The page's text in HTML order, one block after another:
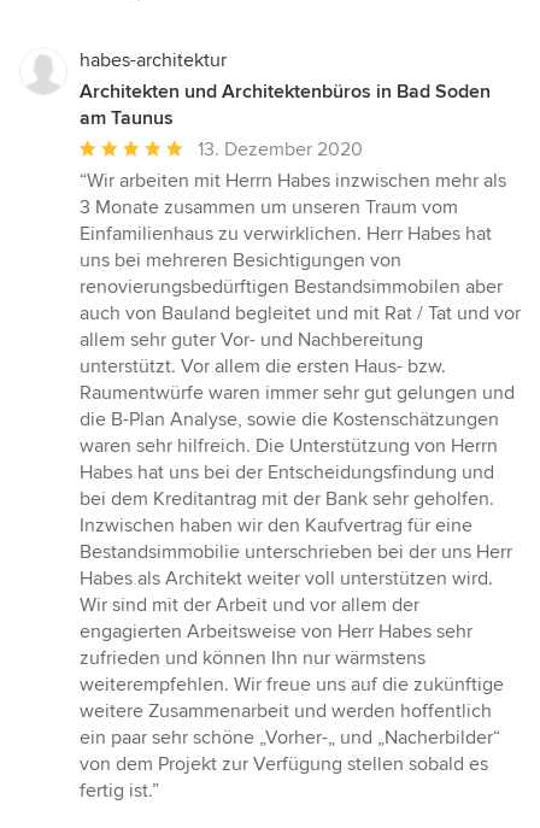
habes-architektur
Architekten und Architektenbüros in Bad Soden
am Taunus
Durchschnittliche
Bewertung:
5
von
5
Sternen
13. Dezember 2020
“Wir arbeiten mit Herrn Habes inzwischen mehr als
3 Monate zusammen um unseren Traum vom
Einfamilienhaus zu verwirklichen. Herr Habes hat
uns bei mehreren Besichtigungen von
renovierungsbedürftigen Bestandsimmobilen aber
auch von Bauland begleitet und mit Rat / Tat und vor
allem sehr guter Vor- und Nachbereitung
unterstützt. Vor allem die ersten Haus- bzw.
Raumentwürfe waren immer sehr gut gelungen und
die B-Plan Analyse, sowie die Kostenschätzungen
waren sehr hilfreich. Die Unterstützung von Herrn
Habes hat uns bei der Entscheidungsfindung und
bei dem Kreditantrag mit der Bank sehr geholfen.
Inzwischen haben wir den Kaufvertrag für eine
Bestandsimmobilie unterschrieben bei der uns Herr
Habes als Architekt weiter voll unterstützen wird.
Wir sind mit der Arbeit und vor allem der
engagierten Arbeitsweise von Herr Habes sehr
zufrieden und können Ihn nur wärmstens
weiterempfehlen. Wir freue uns auf die zukünftige
weitere Zusammenarbeit und werden hoffentlich
ein paar sehr schöne „Vorher-„ und „Nacherbilder“
von dem Projekt zur Verfügung stellen sobald es
fertig ist.”